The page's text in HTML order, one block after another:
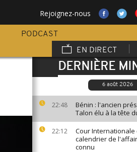
Rejoignez-nous
PODCAST
EN DIRECT
DERNIÈRE
6 août 2026
22:48
Bénin : l'ancien
Talon élu à la tête
22:12
Cour Internationale
calendrier de
connu